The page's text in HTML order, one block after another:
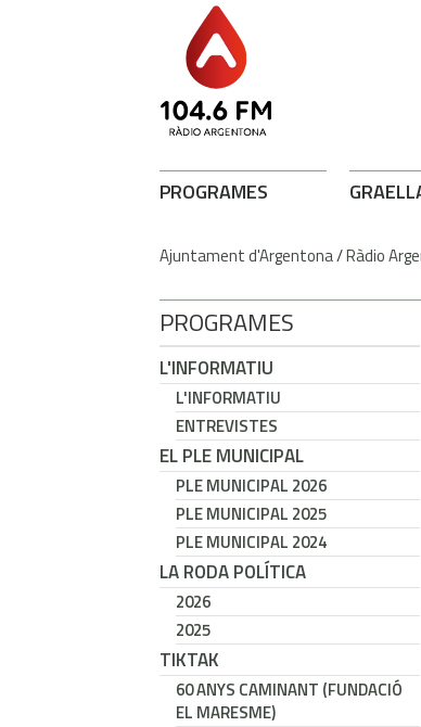
PROGRAMES
Ajuntament d'Argentona/Ràdio
PROGRAMES
L'INFORMATIU
L'INFORMATIU
ENTREVISTES
EL PLE MUNICIPAL
PLE MUNICIPAL 2026
PLE MUNICIPAL 2025
PLE MUNICIPAL 2024
LA RODA POLÍTICA
2026
2025
TIKTAK
60 ANYS CAMINANT (FUNDACIÓ
EL MARESME)